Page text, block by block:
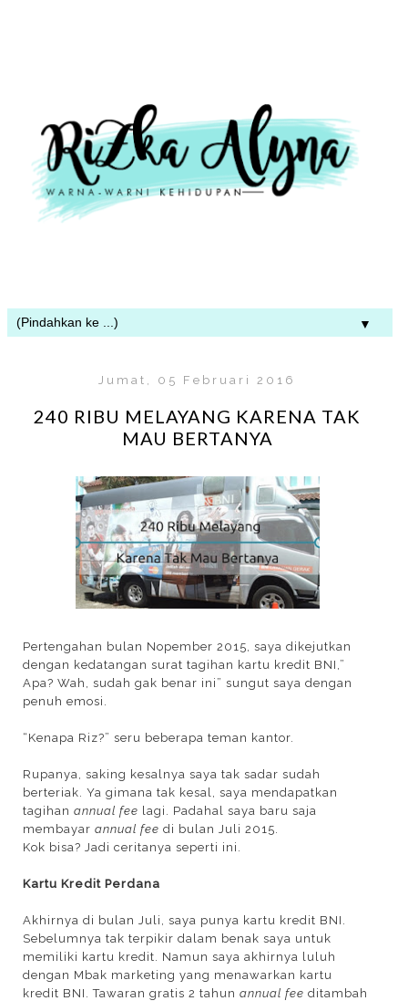
▼
Jumat, 05 Februari 2016
240 RIBU MELAYANG KARENA TAK
MAU BERTANYA
Pertengahan bulan Nopember 2015, saya dikejutkan
dengan kedatangan surat tagihan kartu kredit BNI,”
Apa? Wah, sudah gak benar ini” sungut saya dengan
penuh emosi.
“Kenapa Riz?” seru beberapa teman kantor.
Rupanya, saking kesalnya saya tak sadar sudah
berteriak. Ya gimana tak kesal, saya mendapatkan
tagihan annual fee lagi. Padahal saya baru saja
membayar annual fee di bulan Juli 2015.
Kok bisa? Jadi ceritanya seperti ini.
Kartu Kredit Perdana
Akhirnya di bulan Juli, saya punya kartu kredit BNI.
Sebelumnya tak terpikir dalam benak saya untuk
memiliki kartu kredit. Namun saya akhirnya luluh
dengan Mbak marketing yang menawarkan kartu
kredit BNI. Tawaran gratis 2 tahun annual fee ditambah